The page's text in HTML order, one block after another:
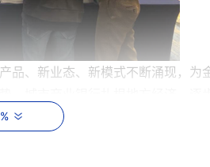
品、新业态、新模式不断涌现，为
金融科技日益成为城商行参与市场